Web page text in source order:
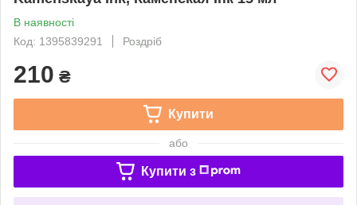
В наявності
Код: 1395839291
Роздріб
210 ₴
Купити
або
Купити з